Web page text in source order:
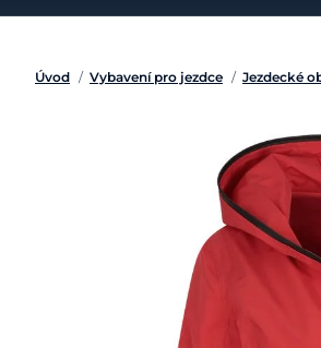
Úvod / Vybavení pro jezdce / Jezdecké